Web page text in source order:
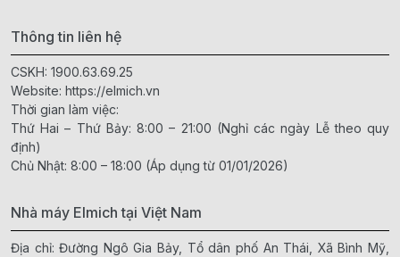
Thông tin liên hệ
CSKH: 1900.63.69.25
Website: https://elmich.vn
Thời gian làm việc:
Thứ Hai – Thứ Bảy: 8:00 – 21:00 (Nghỉ các ngày Lễ theo quy
định)
Chủ Nhật: 8:00 – 18:00 (Áp dụng từ 01/01/2026)
Nhà máy Elmich tại Việt Nam
Địa chỉ: Đường Ngô Gia Bảy, Tổ dân phố An Thái, Xã Bình Mỹ,